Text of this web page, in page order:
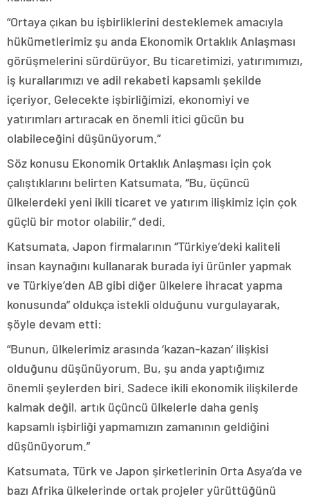
“Ortaya çıkan bu işbirliklerini desteklemek amacıyla
hükümetlerimiz şu anda Ekonomik Ortaklık Anlaşması
görüşmelerini sürdürüyor. Bu ticaretimizi, yatırımımızı,
iş kurallarımızı ve adil rekabeti kapsamlı şekilde
içeriyor. Gelecekte işbirliğimizi, ekonomiyi ve
yatırımları artıracak en önemli itici gücün bu
olabileceğini düşünüyorum.”
Söz konusu Ekonomik Ortaklık Anlaşması için çok
çalıştıklarını belirten Katsumata, “Bu, üçüncü
ülkelerdeki yeni ikili ticaret ve yatırım ilişkimiz için çok
güçlü bir motor olabilir.” dedi.
Katsumata, Japon firmalarının “Türkiye’deki kaliteli
insan kaynağını kullanarak burada iyi ürünler yapmak
ve Türkiye’den AB gibi diğer ülkelere ihracat yapma
konusunda” oldukça istekli olduğunu vurgulayarak,
şöyle devam etti:
“Bunun, ülkelerimiz arasında ‘kazan-kazan’ ilişkisi
olduğunu düşünüyorum. Bu, şu anda yaptığımız
önemli şeylerden biri. Sadece ikili ekonomik ilişkilerde
kalmak değil, artık üçüncü ülkelerle daha geniş
kapsamlı işbirliği yapmamızın zamanının geldiğini
düşünüyorum.”
Katsumata, Türk ve Japon şirketlerinin Orta Asya’da ve
bazı Afrika ülkelerinde ortak projeler yürüttüğünü